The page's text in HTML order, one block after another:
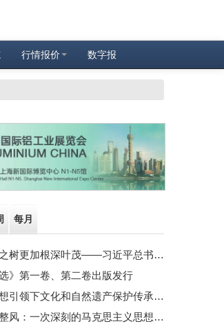
行情报价 数字报
每月
让中朝传统友谊之树更加根深叶茂——习近平总书记对朝鲜进行国事访问纪实
》第一卷、第二卷出版发行
在习近平文化思想引领下文化和自然遗产保护传承利用工作开创新局面
伟大征程丨延安整风：一次深刻的马克思主义思想教育运动